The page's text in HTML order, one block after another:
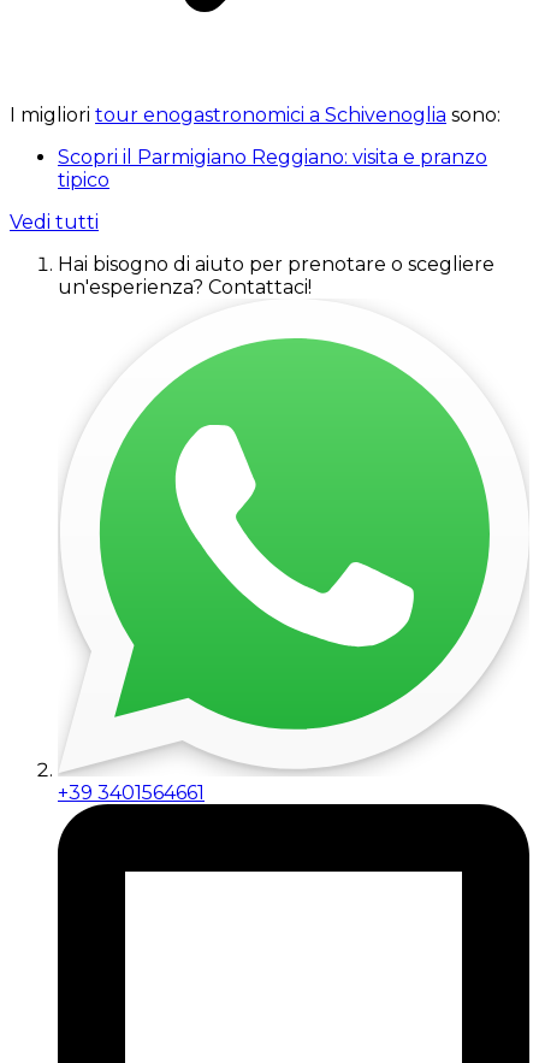
I migliori tour enogastronomici a Schivenoglia sono:
Scopri il Parmigiano Reggiano: visita e pranzo
tipico
Vedi tutti
Hai bisogno di aiuto per prenotare o scegliere
un'esperienza? Contattaci!
+39 3401564661